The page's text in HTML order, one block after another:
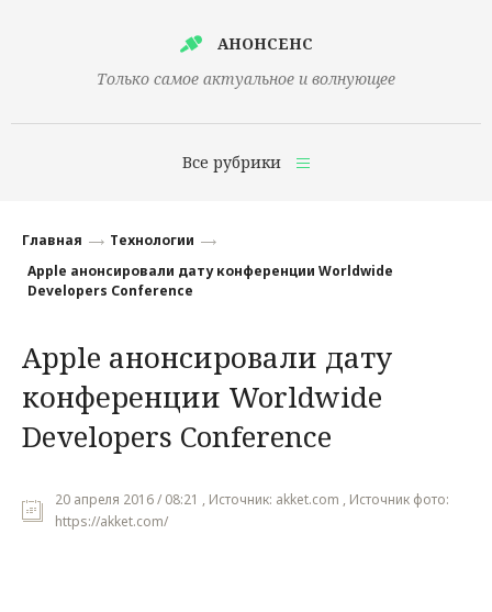
АНОНСЕНС
Только самое актуальное и волнующее
Все рубрики
Финансы
Наука
Культура
Общество
Мнения
Главная
Технологии
Apple анонсировали дату конференции Worldwide
Developers Conference
Apple анонсировали дату
конференции Worldwide
Developers Conference
20 апреля 2016 / 08:21 , Источник: akket.com , Источник фото:
https://akket.com/